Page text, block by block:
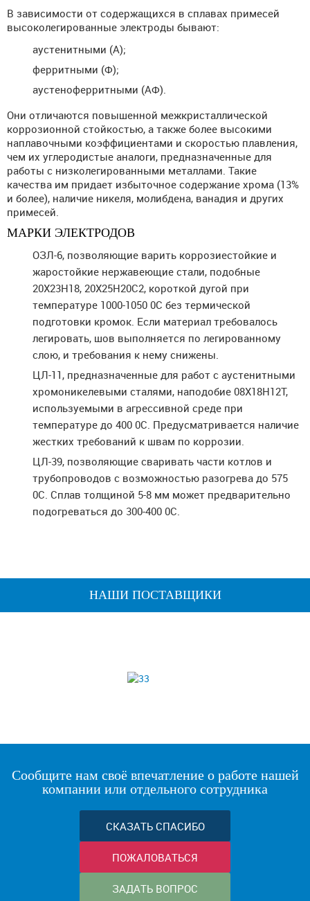
В зависимости от содержащихся в сплавах примесей
высоколегированные электроды бывают:
аустенитными (А);
ферритными (Ф);
аустеноферритными (АФ).
Они отличаются повышенной межкристаллической
коррозионной стойкостью, а также более высокими
наплавочными коэффициентами и скоростью плавления,
чем их углеродистые аналоги, предназначенные для
работы с низколегированными металлами. Такие
качества им придает избыточное содержание хрома (13%
и более), наличие никеля, молибдена, ванадия и других
примесей.
МАРКИ ЭЛЕКТРОДОВ
ОЗЛ-6, позволяющие варить коррозиестойкие и
жаростойкие нержавеющие стали, подобные
20X23H18, 20X25H20C2, короткой дугой при
температуре 1000-1050 0С без термической
подготовки кромок. Если материал требовалось
легировать, шов выполняется по легированному
слою, и требования к нему снижены.
ЦЛ-11, предназначенные для работ с аустенитными
хромоникелевыми сталями, наподобие 08X18H12T,
используемыми в агрессивной среде при
температуре до 400 0С. Предусматривается наличие
жестких требований к швам по коррозии.
ЦЛ-39, позволяющие сваривать части котлов и
трубопроводов с возможностью разогрева до 575
0С. Сплав толщиной 5-8 мм может предварительно
подогреваться до 300-400 0С.
НАШИ ПОСТАВЩИКИ
Сообщите нам своё впечатление о работе нашей
компании или отдельного сотрудника
СКАЗАТЬ СПАСИБО
ПОЖАЛОВАТЬСЯ
ЗАДАТЬ ВОПРОС